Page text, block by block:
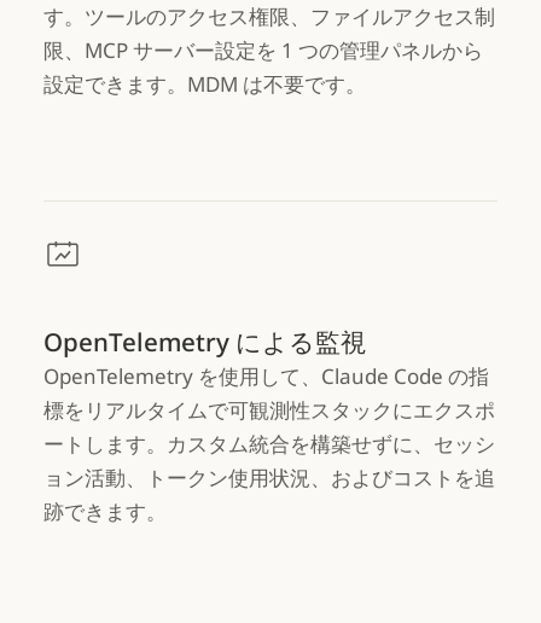
す。ツールのアクセス権限、ファイルアクセス制
限、MCP サーバー設定を 1 つの管理パネルから
設定できます。MDM は不要です。
OpenTelemetry による監視
OpenTelemetry を使用して、Claude Code の指
標をリアルタイムで可観測性スタックにエクスポ
ートします。カスタム統合を構築せずに、セッシ
ョン活動、トークン使用状況、およびコストを追
跡できます。